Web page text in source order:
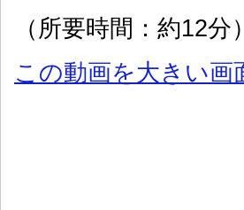
（所要時間：約12分）
この動画を大きい画